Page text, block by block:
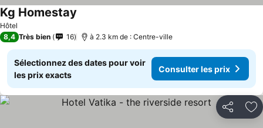
Hôtel
Kg Homestay
8,4 Très bien 16 à 2.3 km de : Centre-ville
Sélectionnez des dates pour voir
les prix exacts
Consulter les prix
Partager